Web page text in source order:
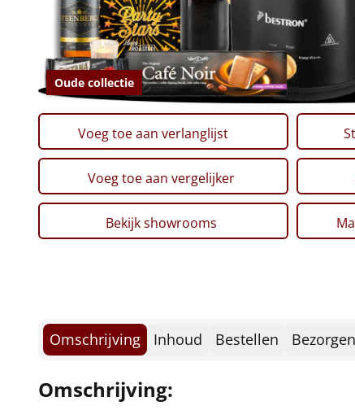
Oude collectie
Voeg toe aan verlanglijst
Voeg toe aan vergelijker
Bekijk showrooms
Omschrijving Inhoud Bestellen Bezorgen
Omschrijving: